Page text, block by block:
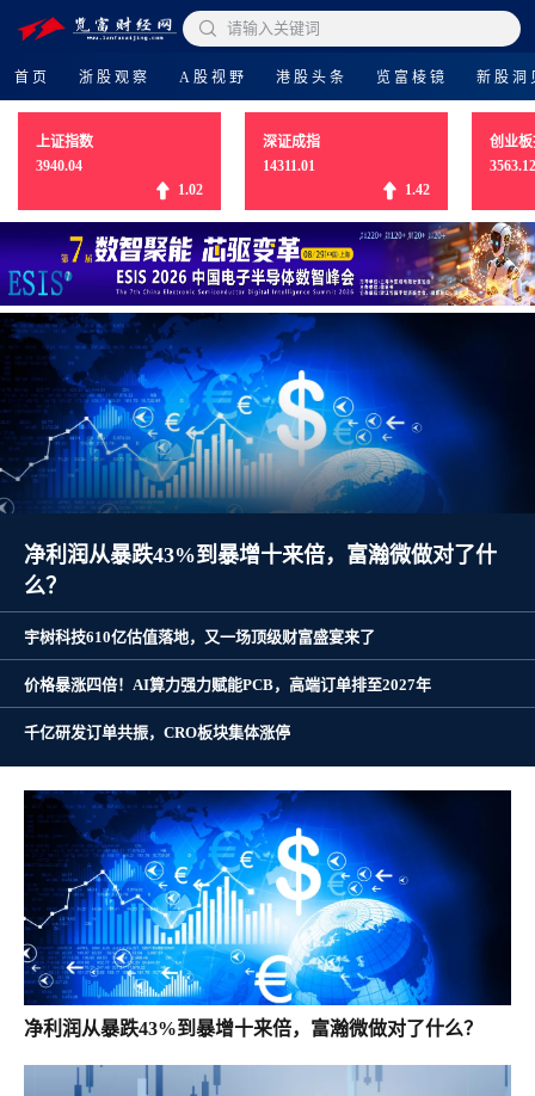
 请输入关键词
首页 浙股观察 A股视野 港股头条 览富棱镜 新股洞
上证指数
3940.04
1.02
深证成指
14311.01
1.42
创业
3563.12
净利润从暴跌43%到暴增十来倍，富瀚微做对了什
么？
宇树科技610亿估值落地，又一场顶级财富盛宴来了
价格暴涨四倍！AI算力强力赋能PCB，高端订单排至2027年
千亿研发订单共振，CRO板块集体涨停
净利润从暴跌43%到暴增十来倍，富瀚微做对了什么？